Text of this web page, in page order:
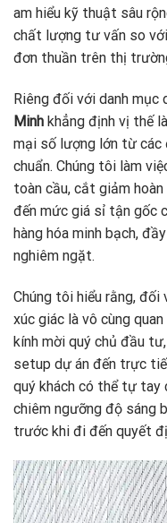
am hiểu kỹ thuật sâu
chất lượng tư vấn so
đơn thuần trên thị
Riêng đối với danh mục
Minh khẳng định vị thế
mại số lượng lớn từ
chuẩn. Chúng tôi làm
toàn cầu, cắt giảm
đến mức giá sỉ tận gốc
hàng hóa minh bạch,
nghiêm ngặt.
Chúng tôi hiểu rằng,
xúc giác là vô cùng
kính mời quý chủ đầu
setup dự án đến trực
quý khách có thể tự tay
chiêm ngưỡng độ sáng
trước khi đi đến quyết